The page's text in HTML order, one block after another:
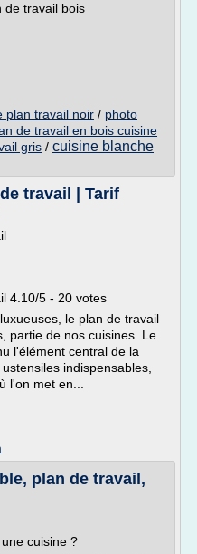
de travail bois
plan travail noir / photo
de travail en bois cuisine
gris / cuisine blanche
travail | Tarif
4.10/5 - 20 votes
le plan de travail
partie de nos cuisines. Le
l'élément central de la
indispensables,
l'on met en...
plan de travail,
cuisine ?